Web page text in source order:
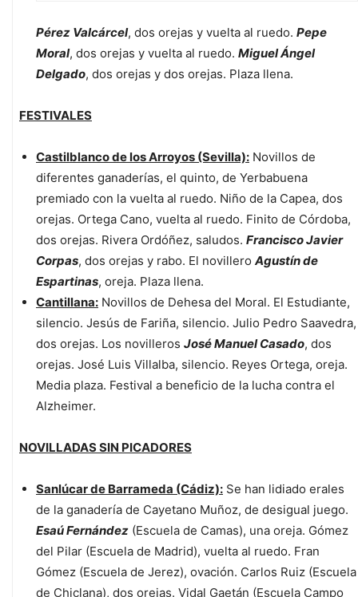
Pérez Valcárcel, dos orejas y vuelta al ruedo. Pepe
Moral, dos orejas y vuelta al ruedo. Miguel Ángel
Delgado, dos orejas y dos orejas. Plaza llena.
FESTIVALES
Castilblanco de los Arroyos (Sevilla): Novillos de
diferentes ganaderías, el quinto, de Yerbabuena
premiado con la vuelta al ruedo. Niño de la Capea, dos
orejas. Ortega Cano, vuelta al ruedo. Finito de Córdoba,
dos orejas. Rivera Ordóñez, saludos. Francisco Javier
Corpas, dos orejas y rabo. El novillero Agustín de
Espartinas, oreja. Plaza llena.
Cantillana: Novillos de Dehesa del Moral. El Estudiante,
silencio. Jesús de Fariña, silencio. Julio Pedro Saavedra,
dos orejas. Los novilleros José Manuel Casado, dos
orejas. José Luis Villalba, silencio. Reyes Ortega, oreja.
Media plaza. Festival a beneficio de la lucha contra el
Alzheimer.
NOVILLADAS SIN PICADORES
Sanlúcar de Barrameda (Cádiz): Se han lidiado erales
de la ganadería de Cayetano Muñoz, de desigual juego.
Esaú Fernández (Escuela de Camas), una oreja. Gómez
del Pilar (Escuela de Madrid), vuelta al ruedo. Fran
Gómez (Escuela de Jerez), ovación. Carlos Ruiz (Escuela
de Chiclana), dos orejas. Vidal Gaetán (Escuela Campo